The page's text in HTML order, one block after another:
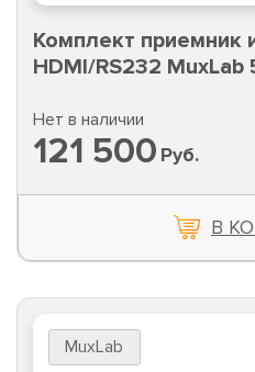
Комплект приемник
HDMI/RS232
Нет в наличии
121 500 Руб.
В
MuxLab